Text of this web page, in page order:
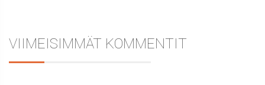
VIIMEISIMMÄT KOMMENTIT